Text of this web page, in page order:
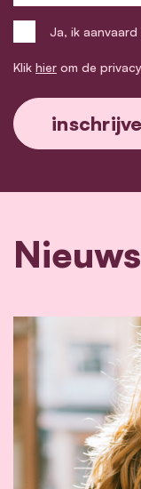
Ja, ik
Klik hier om de
Nieuws